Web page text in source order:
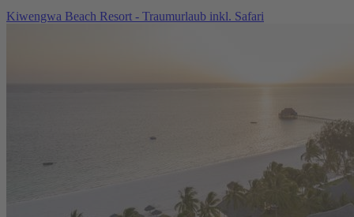
Kiwengwa Beach Resort - Traumurlaub inkl. Safari